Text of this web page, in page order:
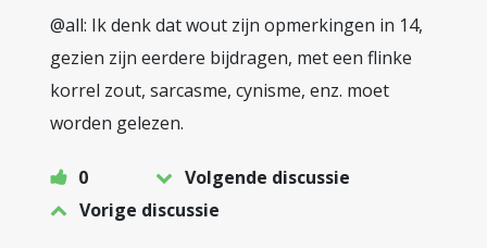
@all: Ik denk dat wout zijn opmerkingen in 14,
gezien zijn eerdere bijdragen, met een flinke
korrel zout, sarcasme, cynisme, enz. moet
worden gelezen.
0
Volgende discussie
Vorige discussie